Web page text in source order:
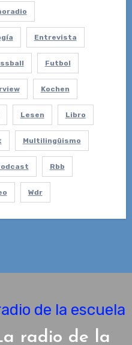
Entrevista
Futbol
Kochen
Lesen Libro
Multilingüismo
Rbb
Wdr
radio de la